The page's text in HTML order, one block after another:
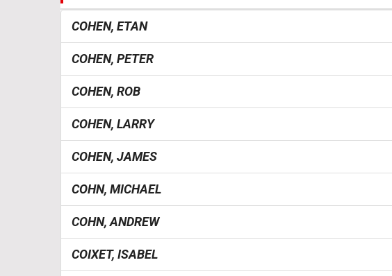
COHEN, ETAN
COHEN, PETER
COHEN, ROB
COHEN, LARRY
COHEN, JAMES
COHN, MICHAEL
COHN, ANDREW
COIXET, ISABEL